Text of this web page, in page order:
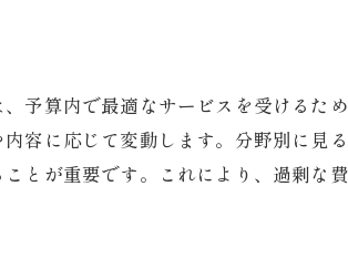
予算内で最適なサービスを受けるた
容に応じて変動します。分野別に見
とが重要です。これにより、過剰な